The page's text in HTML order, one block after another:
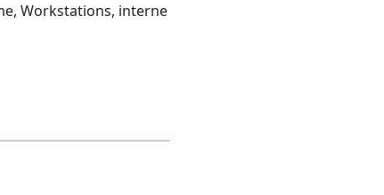
Workstations, interne